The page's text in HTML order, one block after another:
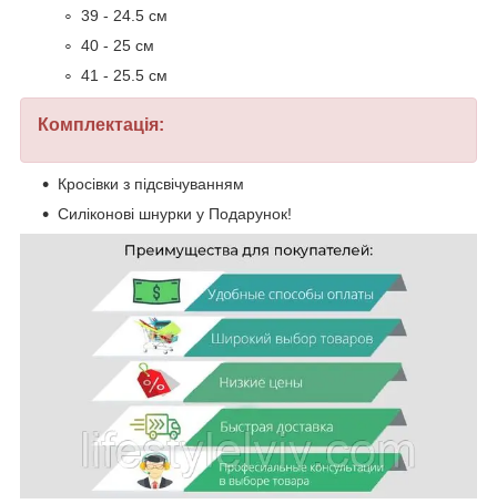
39 - 24.5 см
40 - 25 см
41 - 25.5 см
Комплектація:
Кросівки з підсвічуванням
Силіконові шнурки у Подарунок!